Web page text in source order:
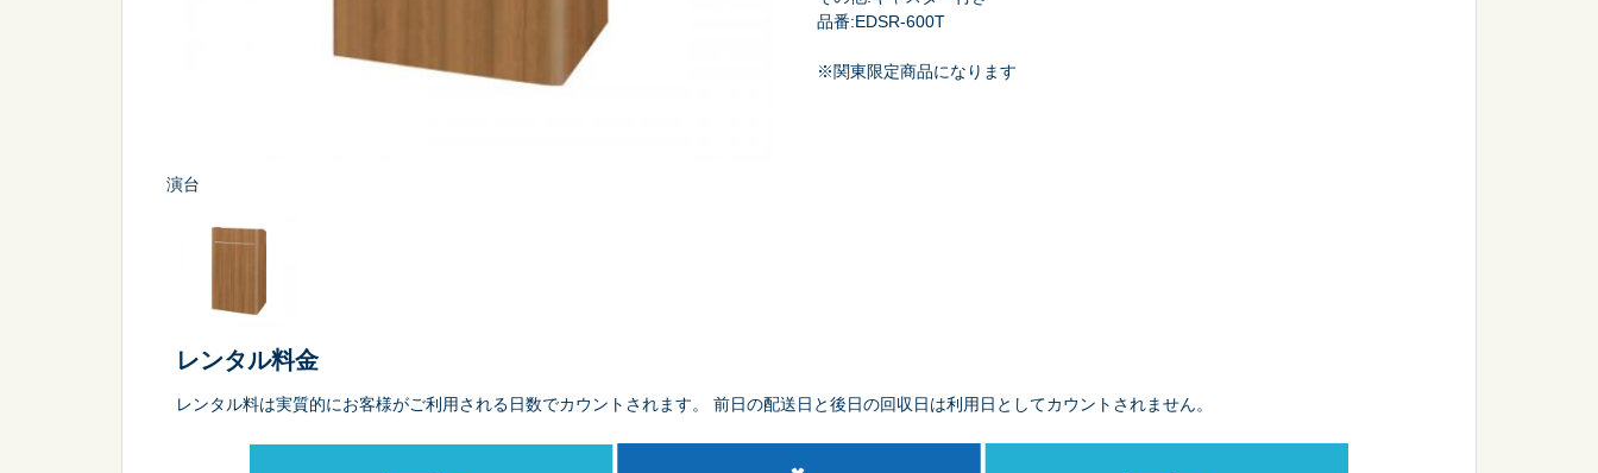
演台
品番:EDSR-600T
※関東限定商品になります
レンタル料金
レンタル料は実質的にお客様がご利用される日数でカウントされます。 前日の配送日と後日の回収日は利用日としてカウントされません。